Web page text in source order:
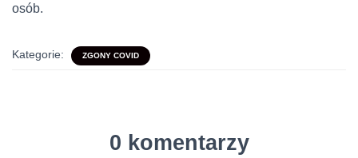
osób.
Kategorie: ZGONY COVID
0 komentarzy